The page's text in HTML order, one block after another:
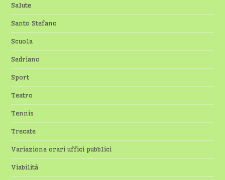
Salute
Santo Stefano
Scuola
Sedriano
Sport
Teatro
Tennis
Trecate
Variazione orari uffici pubblici
Viabilità